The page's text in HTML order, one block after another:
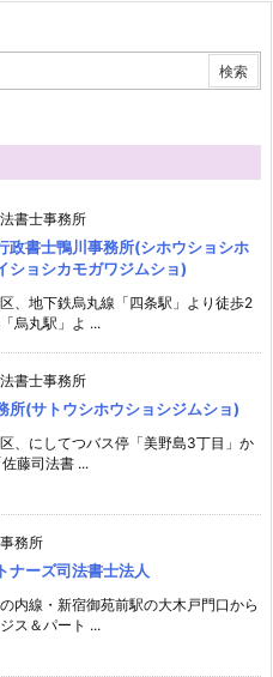
書士事務所
政書士鴨川事務所(シホウショシホ
ショシカモガワジムショ)
、地下鉄烏丸線「四条駅」より徒歩2
烏丸駅」よ ...
書士事務所
所(サトウシホウショシジムショ)
、にしてつバス停「美野島3丁目」か
藤司法書 ...
務所
ナーズ司法書士法人
内線・新宿御苑前駅の大木戸門口から
ス＆パート ...